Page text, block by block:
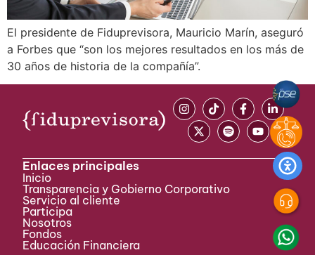
El presidente de Fiduprevisora, Mauricio Marín, aseguró
a Forbes que “son los mejores resultados en los más de
30 años de historia de la compañía”.
Enlaces principales
Inicio
Transparencia y Gobierno Corporativo
Servicio al cliente
Participa ​
Nosotros
Fondos
Educación Financiera